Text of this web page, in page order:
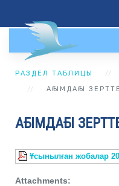
РАЗДЕЛ ТАБЛИЦЫ
АҒЫМДАҒЫ
АҒЫМДАҒЫ
Attachments:
Ұсынылған жобалар